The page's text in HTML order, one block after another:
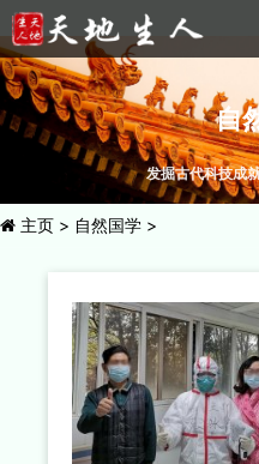
自
发掘古代科技成
主页 > 自然国学 >